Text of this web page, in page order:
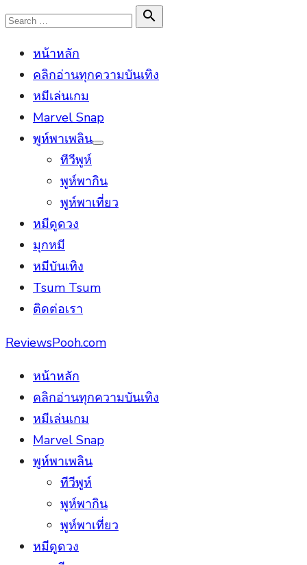
Skip
content
Search

Search
หน้าหลัก
คลิกอ่านทุกความบันเทิง
หมีเล่นเกม
Marvel Snap
พูห์พาเพลิน
Show
ทีวีพูห์
พูห์พากิน
พูห์พาเที่ยว
หมีดูดวง
มุกหมี
หมีบันเทิง
Tsum Tsum
ติดต่อเรา
ReviewsPooh.com
หน้าหลัก
คลิกอ่านทุกความบันเทิง
หมีเล่นเกม
Marvel Snap
พูห์พาเพลิน
ทีวีพูห์
พูห์พากิน
พูห์พาเที่ยว
หมีดูดวง